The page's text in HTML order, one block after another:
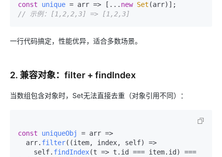
const unique = arr => [... new Set
// 示例：[1,2,2,3] => [1,2,3]
一行代码搞定，性能优异，适合多数场景。
2. 兼容对象：filter + findIndex
当数组包含对象时，Set无法直接去重（对象引用不同）：
const uniqueObj
= arr =>
  arr.
filter( (item, index, self) =>
    self.
findIndex(t => t. id === item. id ) ===